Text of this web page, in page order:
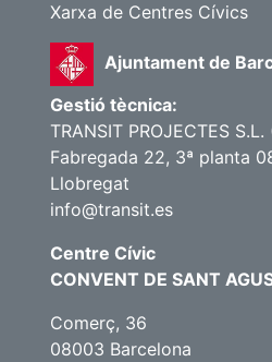
Xarxa de Centres Cívics
Ajuntament de
Gestió tècnica:
TRANSIT PROJECTES
Fabregada 22, 3ª planta
Llobregat
info@transit.es
Centre Cívic
CONVENT DE SANT
Comerç, 36
08003 Barcelona